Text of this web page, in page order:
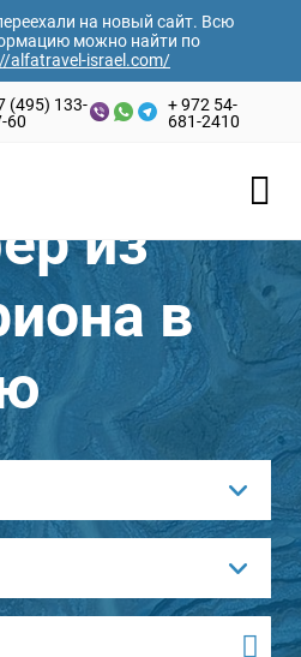
на новый сайт. Всю
можно найти по
alfatravel-israel.com/
(495) 133-
60
+ 972 54-
681-2410
из
в